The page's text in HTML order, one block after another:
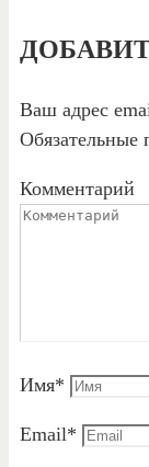
Ваш адрес
Обязательные
Комментарий
Имя*
Email*